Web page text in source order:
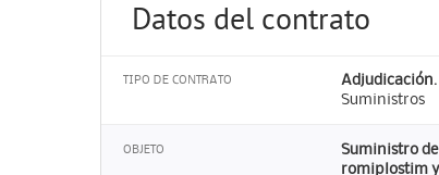
Datos del contrato
TIPO DE CONTRATO
Adjudicación.
Suministros
OBJETO
Suministro
romiplostim y